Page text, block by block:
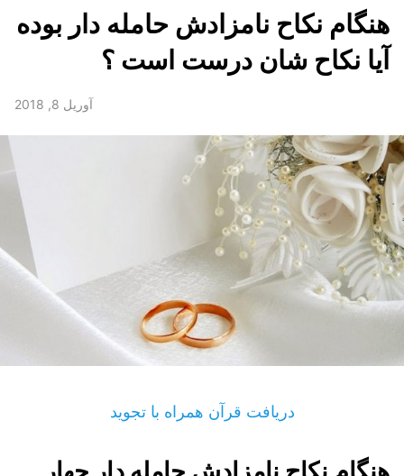
هنگام نكاح نامزادش حامله دار بوده
آيا نكاح شان درست است ؟
آوریل 8, 2018
دریافت قرآن همراه با تجوید